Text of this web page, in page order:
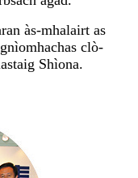
às-mhalairt as
clò-
Shìona.